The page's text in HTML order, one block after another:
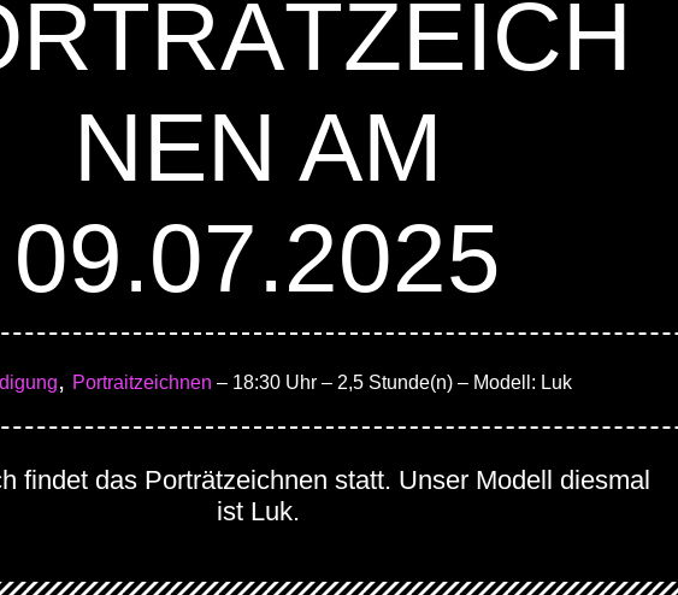
NEN AM
09.07.2025
, Portraitzeichnen – 18:30 Uhr – 2,5 Stunde(n) – Modell: Luk
findet das Porträtzeichnen statt. Unser Modell diesmal
ist Luk.